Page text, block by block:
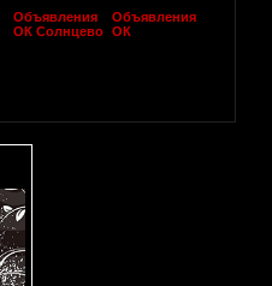
Объявления
ОК Солнцево
Объявления
ОК